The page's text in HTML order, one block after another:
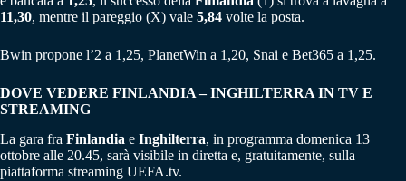
11,30, mentre il pareggio (X) vale 5,84 volte la posta.
Bwin propone l’2 a 1,25, PlanetWin a 1,20, Snai e Bet365 a 1,25.
DOVE VEDERE FINLANDIA – INGHILTERRAIN TV E
STREAMING
La gara fra Finlandia e Inghilterra, in programma domenica 13
ottobre alle 20.45, sarà visibile in diretta e, gratuitamente, sulla
piattaforma streaming UEFA.tv.